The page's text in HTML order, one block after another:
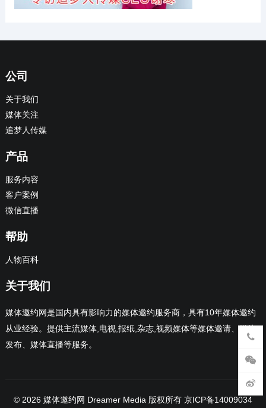
公司
关于我们
媒体关注
追梦人传媒
产品
服务内容
客户案例
微信直播
帮助
人物百科
关于我们
媒体邀约网是国内具有影响力的媒体邀约服务商，具有10年媒体邀约
从业经验。提供主流媒体,电视,报纸,杂志,视频媒体等媒体邀请、媒体
发布、媒体直播等服务。
© 2026 媒体邀约网 Dreamer Media 版权所有 京ICP备14009034